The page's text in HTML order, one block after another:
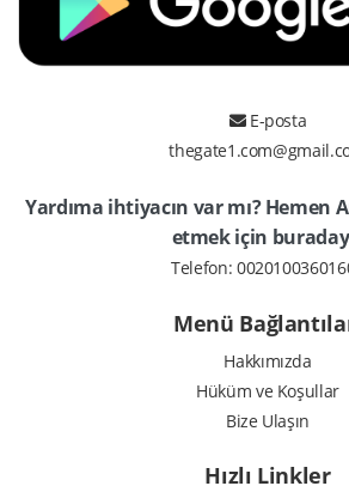
E-posta
Yardıma ihtiyacın var mı? Hemen
etmek için
Telefon:
Menü
Hakkımızda
Hüküm ve Koşullar
Bize Ulaşın
Hızlı Linkler